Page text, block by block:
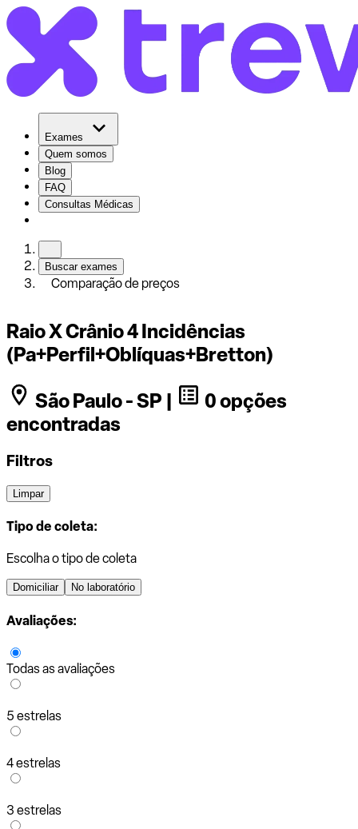
Exames
Quem somos
Blog
FAQ
Consultas Médicas
Buscar exames
Comparação de preços
Raio X Crânio 4 Incidências
(Pa+Perfil+Oblíquas+Bretton)
São Paulo - SP |
0 opções
encontradas
Filtros
Limpar
Tipo de coleta:
Escolha o tipo de coleta
Domiciliar No laboratório
Avaliações:
Todas as avaliações
5 estrelas
4 estrelas
3 estrelas